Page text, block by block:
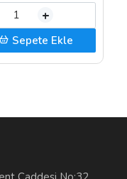
+
Sepete Ekle